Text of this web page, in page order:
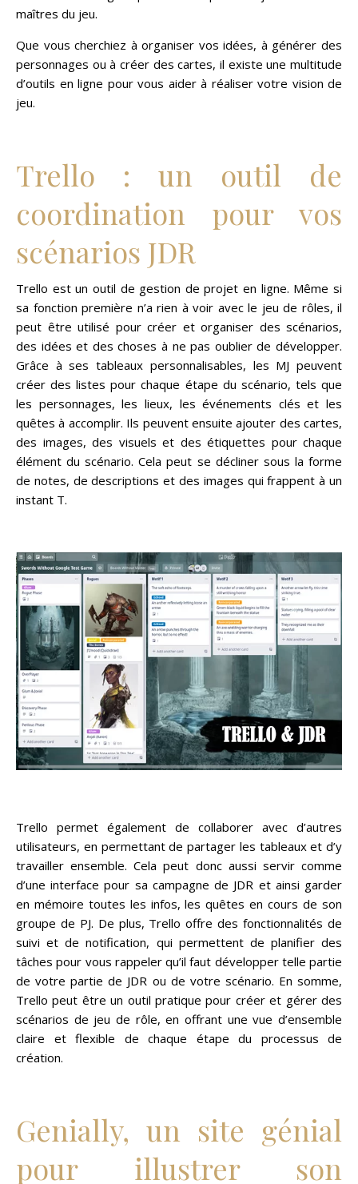
maîtres du jeu.
Que vous cherchiez à organiser vos idées, à générer des
personnages ou à créer des cartes, il existe une multitude
d’outils en ligne pour vous aider à réaliser votre vision de
jeu.
Trello : un outil de
coordination pour vos
scénarios JDR
Trello est un outil de gestion de projet en ligne. Même si
sa fonction première n’a rien à voir avec le jeu de rôles, il
peut être utilisé pour créer et organiser des scénarios,
des idées et des choses à ne pas oublier de développer.
Grâce à ses tableaux personnalisables, les MJ peuvent
créer des listes pour chaque étape du scénario, tels que
les personnages, les lieux, les événements clés et les
quêtes à accomplir. Ils peuvent ensuite ajouter des cartes,
des images, des visuels et des étiquettes pour chaque
élément du scénario. Cela peut se décliner sous la forme
de notes, de descriptions et des images qui frappent à un
instant T.
Trello permet également de collaborer avec d’autres
utilisateurs, en permettant de partager les tableaux et d’y
travailler ensemble. Cela peut donc aussi servir comme
d’une interface pour sa campagne de JDR et ainsi garder
en mémoire toutes les infos, les quêtes en cours de son
groupe de PJ. De plus, Trello offre des fonctionnalités de
suivi et de notification, qui permettent de planifier des
tâches pour vous rappeler qu’il faut développer telle partie
de votre partie de JDR ou de votre scénario. En somme,
Trello peut être un outil pratique pour créer et gérer des
scénarios de jeu de rôle, en offrant une vue d’ensemble
claire et flexible de chaque étape du processus de
création.
Genially, un site génial
pour illustrer son